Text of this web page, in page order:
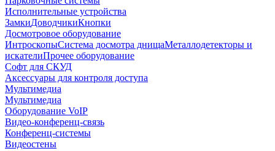
Исполнительные устройства
ЗамкиДоводчикиКнопки
Досмотровое оборудование
ИнтроскопыСистема досмотра днищаМеталлодетекторы и
искателиПрочее оборудование
Софт для СКУД
Аксессуары для контроля доступа
Мультимедиа
Мультимедиа
Оборудование VoIP
Видео-конференц-связь
Конференц-системы
Видеостены